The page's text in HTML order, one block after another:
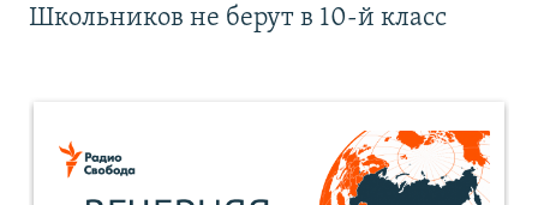
Школьников не берут в 10-й класс